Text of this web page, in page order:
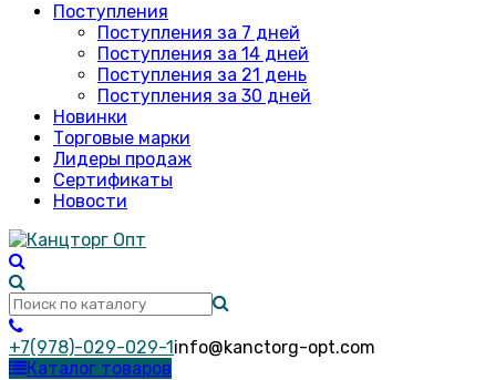
Поступления
Поступления за 7 дней
Поступления за 14 дней
Поступления за 21 день
Поступления за 30 дней
Новинки
Торговые марки
Лидеры продаж
Сертификаты
Новости
+7(978)-029-029-1info@kanctorg-opt.com
Каталог товаров